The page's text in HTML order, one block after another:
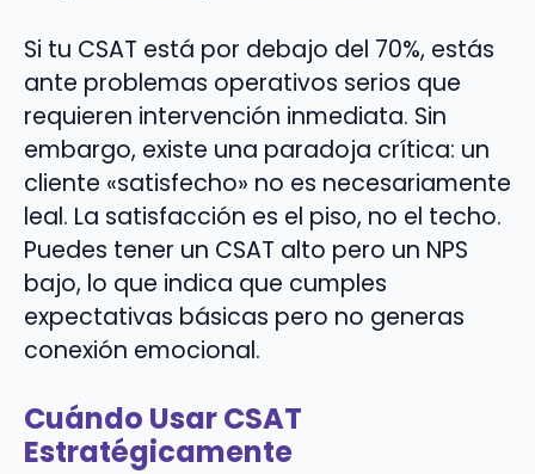
Si tu CSAT está por debajo del 70%, estás
ante problemas operativos serios que
requieren intervención inmediata. Sin
embargo, existe una paradoja crítica: un
cliente «satisfecho» no es necesariamente
leal. La satisfacción es el piso, no el techo.
Puedes tener un CSAT alto pero un NPS
bajo, lo que indica que cumples
expectativas básicas pero no generas
conexión emocional.
Cuándo Usar CSAT
Estratégicamente